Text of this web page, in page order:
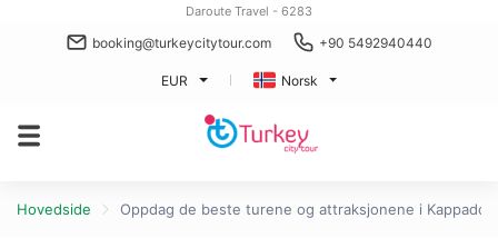
Daroute Travel - 6283
booking@turkeycitytour.com +90 5492940440
EUR Norsk
Hovedside Oppdag de beste turene og attraksjonene i